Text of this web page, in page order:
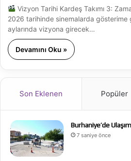
Vizyon Tarihi Kardeş Takımı 3:
2026 tarihinde sinemalarda gösterime
aylarında vizyona girecek…
Devamını Oku »
Son Eklenen Popüler
Burhaniye’de
7 saniye önce